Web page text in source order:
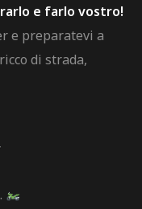
e farlo vostro!
e preparatevi a
di strada,